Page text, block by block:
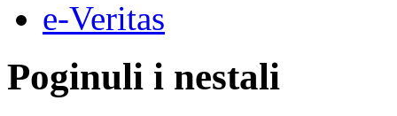
e-Veritas
Poginuli i nestali